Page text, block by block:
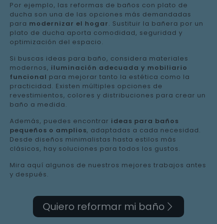
Por ejemplo, las reformas de baños con plato de
ducha son una de las opciones más demandadas
para modernizar el hogar. Sustituir la bañera por un
plato de ducha aporta comodidad, seguridad y
optimización del espacio.
Si buscas ideas para baño, considera materiales
modernos, iluminación adecuada y mobiliario
funcional para mejorar tanto la estética como la
practicidad. Existen múltiples opciones de
revestimientos, colores y distribuciones para crear un
baño a medida.
Además, puedes encontrar ideas para baños
pequeños o amplios, adaptadas a cada necesidad.
Desde diseños minimalistas hasta estilos más
clásicos, hay soluciones para todos los gustos.
Mira aquí algunos de nuestros mejores trabajos antes
y después.
Quiero reformar mi baño